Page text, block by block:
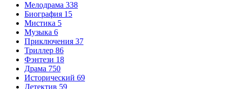
Мелодрама 338
Биография 15
Мистика 5
Музыка 6
Приключения 37
Триллер 86
Фэнтези 18
Драма 750
Исторический 69
Детектив 59